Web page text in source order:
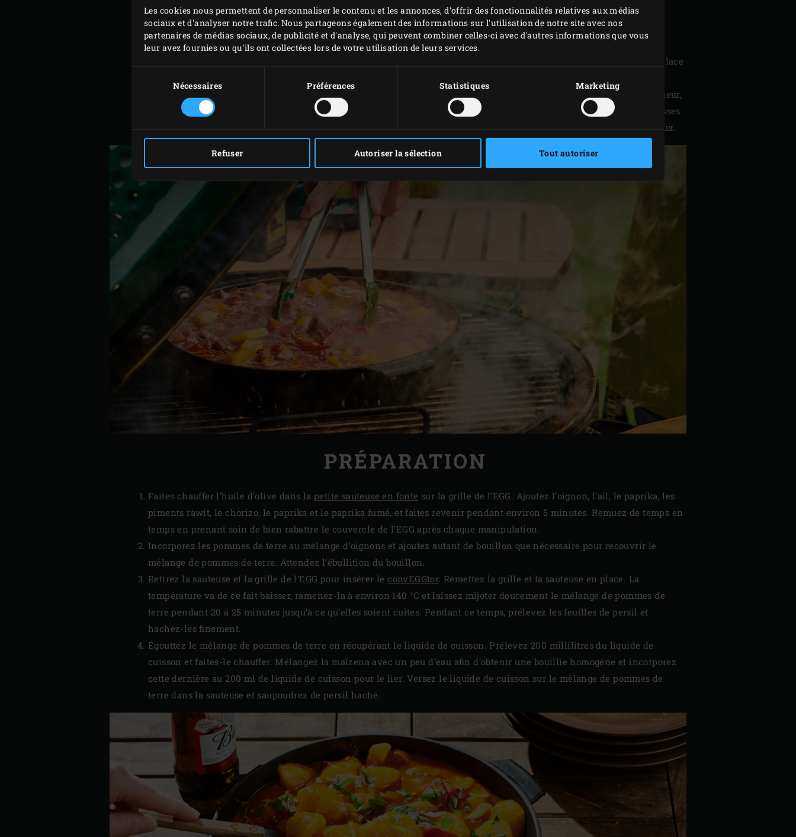
Les cookies nous permettent de personnaliser le contenu et les annonces, d'offrir des fonctionnalités relatives aux médias
sociaux et d'analyser notre trafic. Nous partageons également des informations sur l'utilisation de notre site avec nos
partenaires de médias sociaux, de publicité et d'analyse, qui peuvent combiner celles-ci avec d'autres informations que vous
leur avez fournies ou qu'ils ont collectées lors de votre utilisation de leurs services.
consentement
Nécessaires Préférences Statistiques Marketing
Refuser Autoriser la sélection Tout autoriser
MISE EN PLACE
en place
Pendant ce temps, épluchez et hachez grossièrement les oignons. Coupez le poivron en deux dans le sens de la longueur,
retirez le pédoncule et les graines, et coupez la chair dans le sens de la largeur. Épluchez et hachez finement les gousses
d’ail. Coupez le chorizo en tranches d’un centimètre de large. Épluchez les pommes de terre et coupez-les en morceaux.
PRÉPARATION
Faites chauffer l’huile d’olive dans la petite sauteuse en fonte sur la grille de l’EGG. Ajoutez l’oignon, l’ail, le paprika, les
piments rawit, le chorizo, le paprika et le paprika fumé, et faites revenir pendant environ 5 minutes. Remuez de temps en
temps en prenant soin de bien rabattre le couvercle de l’EGG après chaque manipulation.
Incorporez les pommes de terre au mélange d’oignons et ajoutez autant de bouillon que nécessaire pour recouvrir le
mélange de pommes de terre. Attendez l’ébullition du bouillon.
Retirez la sauteuse et la grille de l’EGG pour insérer le convEGGtor. Remettez la grille et la sauteuse en place. La
température va de ce fait baisser, ramenez-la à environ 140 °C et laissez mijoter doucement le mélange de pommes de
terre pendant 20 à 25 minutes jusqu’à ce qu’elles soient cuites. Pendant ce temps, prélevez les feuilles de persil et
hachez-les finement.
Égouttez le mélange de pommes de terre en récupérant le liquide de cuisson. Prélevez 200 millilitres du liquide de
cuisson et faites-le chauffer. Mélangez la maïzena avec un peu d’eau afin d’obtenir une bouillie homogène et incorporez
cette dernière au 200 ml de liquide de cuisson pour le lier. Versez le liquide de cuisson sur le mélange de pommes de
terre dans la sauteuse et saupoudrez de persil haché.